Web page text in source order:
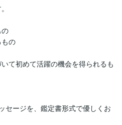
の
て初めて活躍の機会を得られるも
セージを、鑑定書形式で優しくお